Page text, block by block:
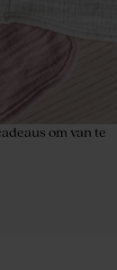
om van te